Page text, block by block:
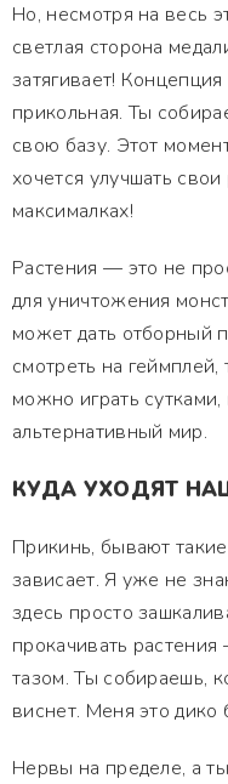
Но, несмотря на весь
светлая сторона
затягивает!
прикольная. Ты
свою базу. Этот
хочется улучшать
максималках!
Растения — это не
для уничтожения
может дать отборный
смотреть на геймплей,
можно играть
альтернативный мир.
КУДА УХОДЯТ
Прикинь, бывают
зависает. Я уже не
здесь просто
прокачивать
тазом. Ты собираешь,
виснет. Меня это дико
Нервы на пределе, а